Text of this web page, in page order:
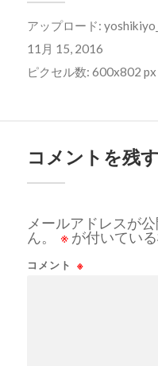
アップロード:
11月 15, 2016
ピクセル数: 600x802 px
コメントを残す
メールアドレスが
ん。
※ が付いてい
コメント ※